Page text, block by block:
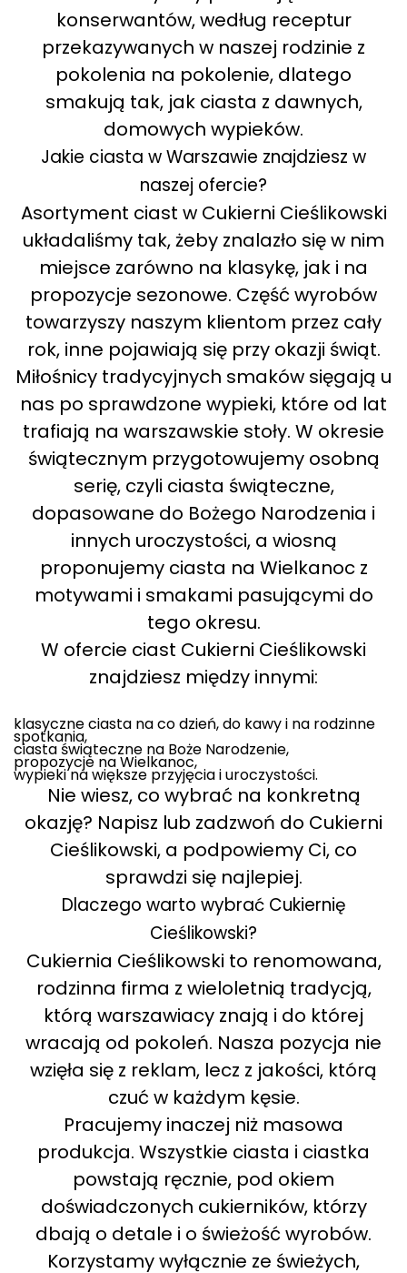
konserwantów, według receptur
przekazywanych w naszej rodzinie z
pokolenia na pokolenie, dlatego
smakują tak, jak ciasta z dawnych,
domowych wypieków.
Jakie ciasta w Warszawie znajdziesz w
naszej ofercie?
Asortyment ciast w Cukierni Cieślikowski
układaliśmy tak, żeby znalazło się w nim
miejsce zarówno na klasykę, jak i na
propozycje sezonowe. Część wyrobów
towarzyszy naszym klientom przez cały
rok, inne pojawiają się przy okazji świąt.
Miłośnicy tradycyjnych smaków sięgają u
nas po sprawdzone wypieki, które od lat
trafiają na warszawskie stoły. W okresie
świątecznym przygotowujemy osobną
serię, czyli ciasta świąteczne,
dopasowane do Bożego Narodzenia i
innych uroczystości, a wiosną
proponujemy ciasta na Wielkanoc z
motywami i smakami pasującymi do
tego okresu.
W ofercie ciast Cukierni Cieślikowski
znajdziesz między innymi:
klasyczne ciasta na co dzień, do kawy i na rodzinne
spotkania,
ciasta świąteczne na Boże Narodzenie,
propozycje na Wielkanoc,
wypieki na większe przyjęcia i uroczystości.
Nie wiesz, co wybrać na konkretną
okazję? Napisz lub zadzwoń do Cukierni
Cieślikowski, a podpowiemy Ci, co
sprawdzi się najlepiej.
Dlaczego warto wybrać Cukiernię
Cieślikowski?
Cukiernia Cieślikowski to renomowana,
rodzinna firma z wieloletnią tradycją,
którą warszawiacy znają i do której
wracają od pokoleń. Nasza pozycja nie
wzięła się z reklam, lecz z jakości, którą
czuć w każdym kęsie.
Pracujemy inaczej niż masowa
produkcja. Wszystkie ciasta i ciastka
powstają ręcznie, pod okiem
doświadczonych cukierników, którzy
dbają o detale i o świeżość wyrobów.
Korzystamy wyłącznie ze świeżych,